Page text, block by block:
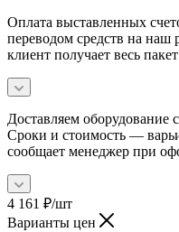
Оплата выставленных
переводом средств на наш
клиент получает весь
Доставляем
Сроки и стоимость —
сообщает менеджер при
4 161 ₽/шт
Варианты цен